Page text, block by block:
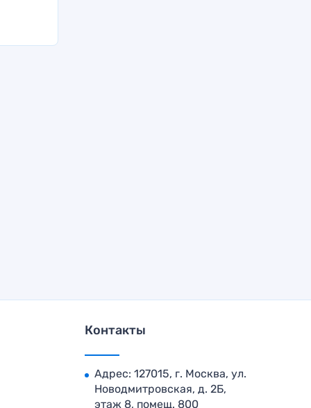
Контакты
Адрес: 127015, г. Москва, ул.
Новодмитровская, д. 2Б,
этаж 8, помещ. 800